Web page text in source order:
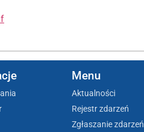
Menu
Aktualności
Rejestr zdarzeń
Zgłaszanie zdarzeń